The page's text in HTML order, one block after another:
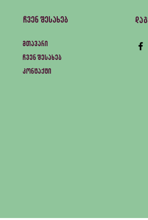
ჩვენ შესახებ
მთავარი
ჩვენ შესახებ
კონტაქტი